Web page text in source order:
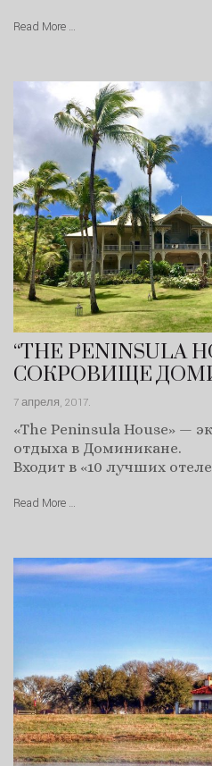
Read More …
“THE PENINSULA
СОКРОВИЩЕ
7 апреля, 2017.
«The Peninsula House» —
отдыха в Доминикане.
Входит в «10 лучших
Read More …